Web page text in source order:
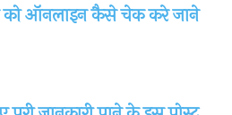
ऑनलाइन कैसे चेक करे जाने